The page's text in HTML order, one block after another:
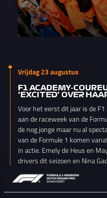
Vrijdag 23 augustus
F1 ACADEMY-
‘EXCITED’ OVER
Voor het eerst dit jaar is de
aan de raceweek van de
de nog jonge maar nu al
van de Formule 1 komen
in actie. Emely de Heus en
drivers dit seizoen en Nina
op het circuit van Zandvoort
rijdt in de zogenaamde
van PREMA Racing.